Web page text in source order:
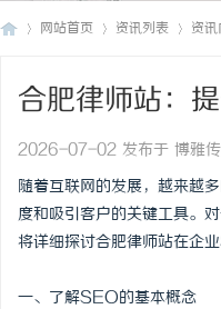
网站首页 资讯列表 资
合肥律师站：
2026-07-02 发布于 博雅
随着互联网的发展，越来越
度和吸引客户的关键工具。
将详细探讨合肥律师站在企
一、了解SEO的基本概念